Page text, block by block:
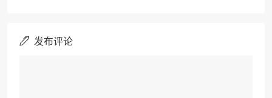
发布评论